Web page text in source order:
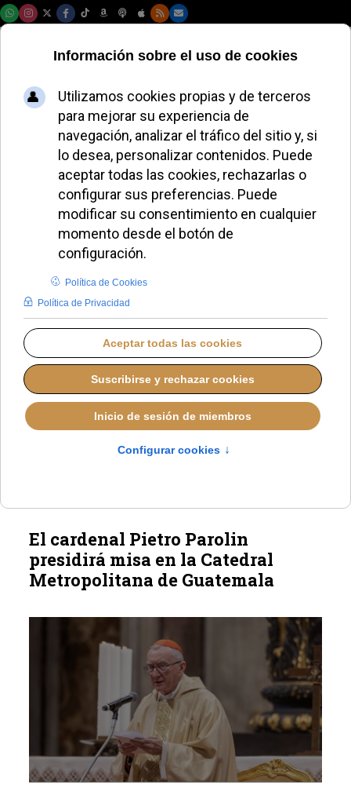
HISPANOAMÉRICA
Cáritas y voluntarios católicos
intensifican la asistencia en
Venezuela
organizaciones sociales para mantener la ayuda
El cardenal Pietro Parolin
presidirá misa en la Catedral
Metropolitana de Guatemala